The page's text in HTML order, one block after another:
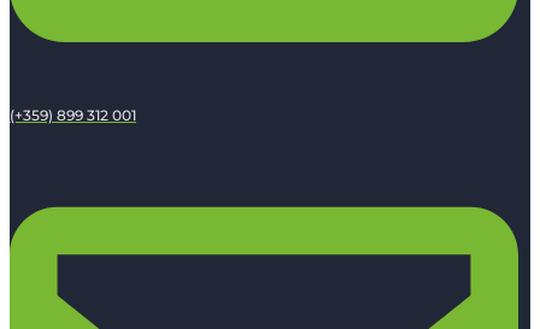
(+359) 899 312 001